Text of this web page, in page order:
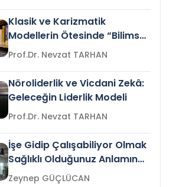
Klasik ve Karizmatik
Modellerin Ötesinde “Bilimsel
Liderlik”
Prof.Dr. Nevzat TARHAN
Nöroliderlik ve Vicdani Zekâ:
Geleceğin Liderlik Modeli
Prof.Dr. Nevzat TARHAN
İşe Gidip Çalışabiliyor Olmak
Sağlıklı Olduğunuz Anlamına
Gelir mi?Zeynep GÜÇLÜCAN